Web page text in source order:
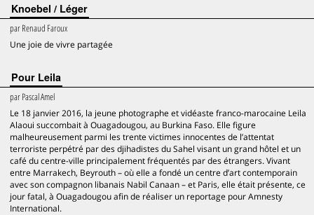
Knoebel / Léger
parRenaud Faroux
Une joie de vivre partagée
Pour Leila
parPascal Amel
Le 18 janvier 2016, la jeune photographe et vidéaste franco-marocaine Leila
Alaoui succombait à Ouagadougou, au Burkina Faso. Elle figure
malheureusement parmi les trente victimes innocentes de l’attentat
terroriste perpétré par des djihadistes du Sahel visant un grand hôtel et un
café du centre-ville principalement fréquentés par des étrangers. Vivant
entre Marrakech, Beyrouth – où elle a fondé un centre d’art contemporain
avec son compagnon libanais Nabil Canaan – et Paris, elle était présente, ce
jour fatal, à Ouagadougou afin de réaliser un reportage pour Amnesty
International.